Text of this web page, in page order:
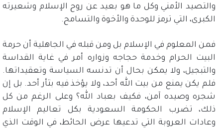
والتصيد الأمني وكل ما هو بعيد عن روح الإسلام وشعيرته
الكبرى، التي ترمز للوحدة والأخوة والتسامح.
فمن المعلوم في الإسلام بل ومن قبله في الجاهلية أن حرمة
البيت الحرام وخدمة حجاجه وزواره أمر في غاية القداسة
والتبجيل، ولا يمكن بحال أن تدنسه السياسة وتعقيداتها.
فلم يكن يمنع من بيت الله أحد، ولا يؤخذ فيه بثأر أحد. بل إن
شجره وصيده آمن، فكيف بعباد الله؟ وعلى الرغم من كل
ذلك، تضرب الحكومة السعودية بكل تعاليم الإسلام
وعادات العروبة التي تدعيها عرض الحائط، في الوقت الذي